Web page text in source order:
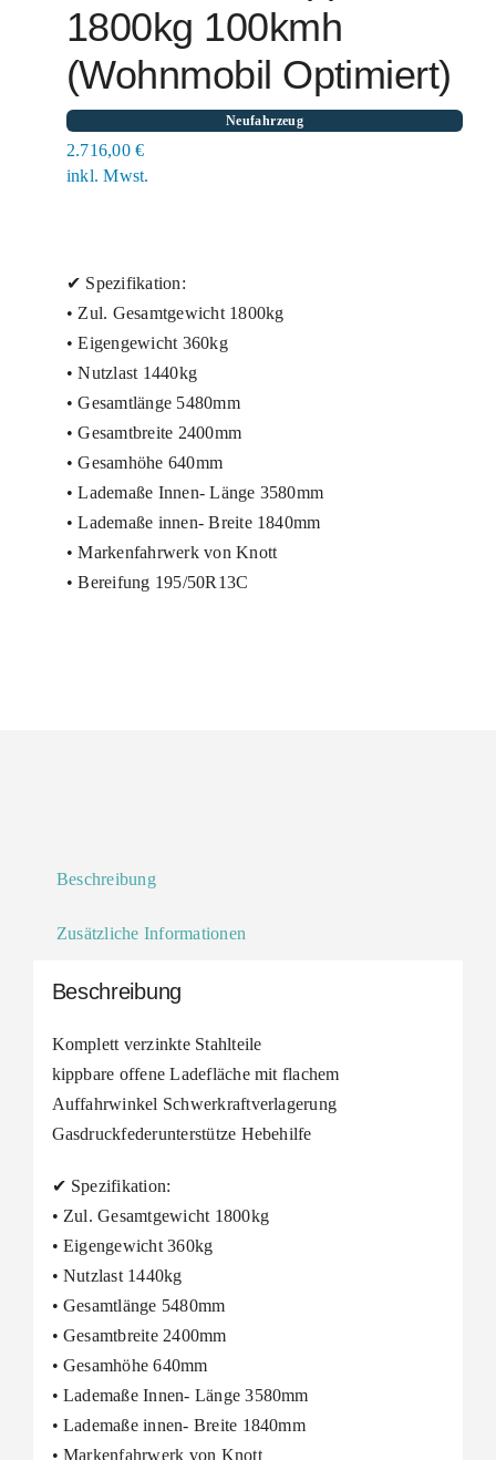
1800kg 100kmh
(Wohnmobil Optimiert)
Neufahrzeug
2.716,00€
inkl. Mwst.
✔ Spezifikation:
• Zul. Gesamtgewicht 1800kg
• Eigengewicht 360kg
• Nutzlast 1440kg
• Gesamtlänge 5480mm
• Gesamtbreite 2400mm
• Gesamhöhe 640mm
• Lademaße Innen- Länge 3580mm
• Lademaße innen- Breite 1840mm
• Markenfahrwerk von Knott
• Bereifung 195/50R13C
Beschreibung
Zusätzliche Informationen
Beschreibung
Komplett verzinkte Stahlteile
kippbare offene Ladefläche mit flachem
Auffahrwinkel Schwerkraftverlagerung
Gasdruckfederunterstütze Hebehilfe
✔ Spezifikation:
• Zul. Gesamtgewicht 1800kg
• Eigengewicht 360kg
• Nutzlast 1440kg
• Gesamtlänge 5480mm
• Gesamtbreite 2400mm
• Gesamhöhe 640mm
• Lademaße Innen- Länge 3580mm
• Lademaße innen- Breite 1840mm
• Markenfahrwerk von Knott